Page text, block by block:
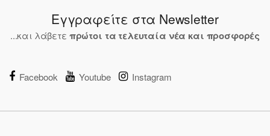
Εγγραφείτε στα Newsletter
...και λάβετε πρώτοι τα τελευταία νέα και προσφορές
Facebook Youtube Instagram